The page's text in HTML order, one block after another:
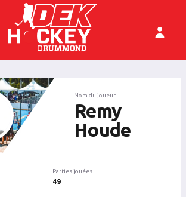
Nom du joueur
Remy
Houde
Parties jouées
49